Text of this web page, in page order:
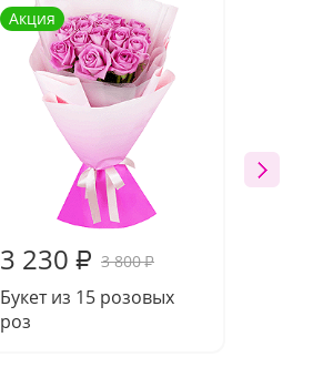
Акция
3 230 ₽ 3 800₽
Букет из 15 розовых
роз